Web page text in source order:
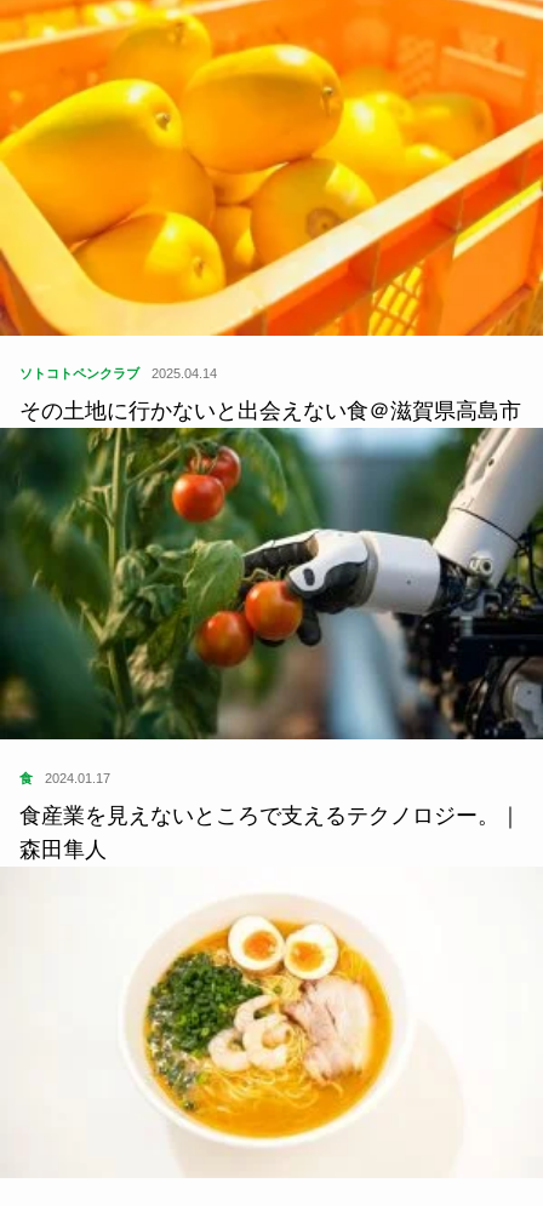
ソトコトペンクラブ 2025.04.14
その土地に行かないと出会えない食＠滋賀県高島市
食 2024.01.17
食産業を見えないところで支えるテクノロジー。｜
森田隼人